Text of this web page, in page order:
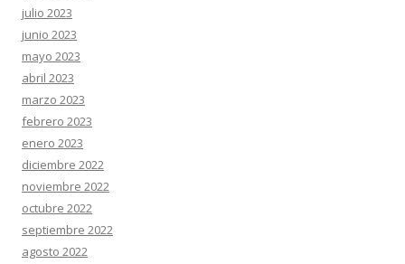
julio 2023
junio 2023
mayo 2023
abril 2023
marzo 2023
febrero 2023
enero 2023
diciembre 2022
noviembre 2022
octubre 2022
septiembre 2022
agosto 2022